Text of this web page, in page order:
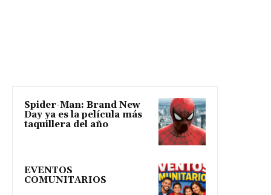
Spider-Man: Brand New
Day ya es la película más
taquillera del año
EVENTOS
COMUNITARIOS